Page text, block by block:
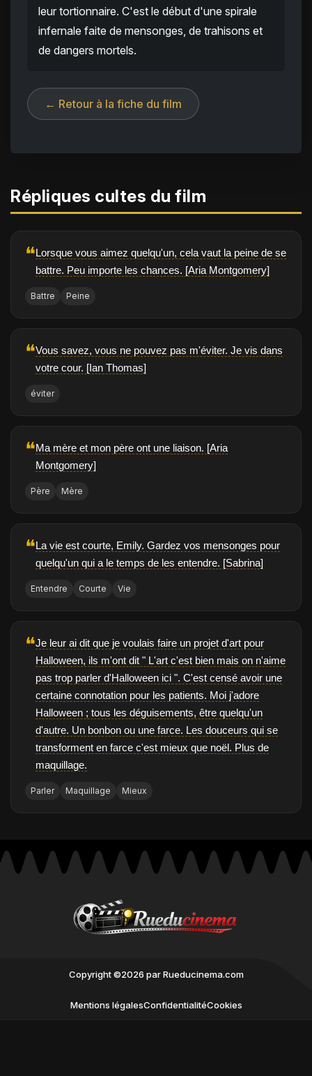
leur tortionnaire. C'est le début d'une spirale
infernale faite de mensonges, de trahisons et
de dangers mortels.
← Retour à la fiche du film
Répliques cultes du film
❝Lorsque vous aimez quelqu'un, cela vaut la peine de se
battre. Peu importe les chances. [Aria Montgomery]
Battre Peine
❝Vous savez, vous ne pouvez pas m'éviter. Je vis dans
votre cour. [Ian Thomas]
éviter
❝Ma mère et mon père ont une liaison. [Aria
Montgomery]
Père Mère
❝La vie est courte, Emily. Gardez vos mensonges pour
quelqu'un qui a le temps de les entendre. [Sabrina]
Entendre Courte Vie
❝Je leur ai dit que je voulais faire un projet d'art pour
Halloween, ils m'ont dit " L'art c'est bien mais on n'aime
pas trop parler d'Halloween ici ". C'est censé avoir une
certaine connotation pour les patients. Moi j'adore
Halloween ; tous les déguisements, être quelqu'un
d'autre. Un bonbon ou une farce. Les douceurs qui se
transforment en farce c'est mieux que noël. Plus de
maquillage.
Parler Maquillage Mieux
Copyright ©2026 par Rueducinema.com
Mentions légalesConfidentialitéCookies